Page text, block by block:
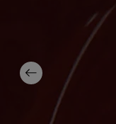
Previous